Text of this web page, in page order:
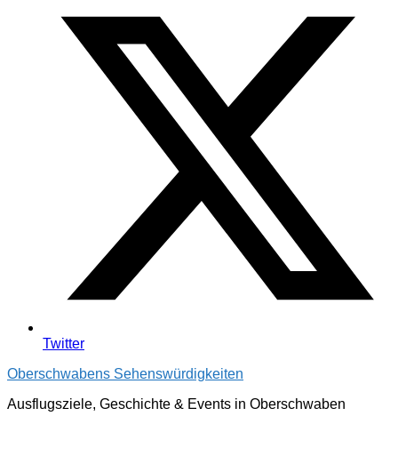
Twitter
Oberschwabens Sehenswürdigkeiten
Ausflugsziele, Geschichte & Events in Oberschwaben